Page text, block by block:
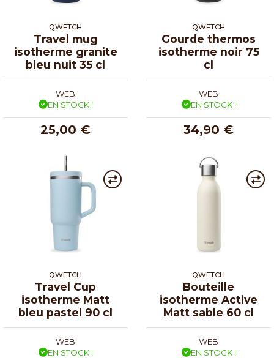
QWETCH
Travel mug
isotherme granite
bleu nuit 35 cl
WEB
EN STOCK !
25,00 €
QWETCH
Gourde thermos
isotherme noir 75
cl
WEB
EN STOCK !
34,90 €
QWETCH
Travel Cup
isotherme Matt
bleu pastel 90 cl
WEB
EN STOCK !
QWETCH
Bouteille
isotherme Active
Matt sable 60 cl
WEB
EN STOCK !